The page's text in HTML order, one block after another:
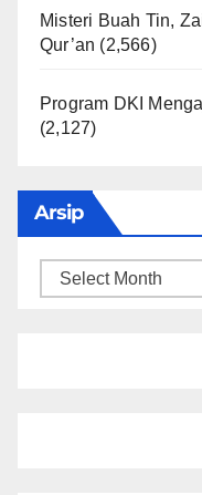
Misteri Buah Tin,
Qur’an (2,566)
Program DKI
(2,127)
Arsip
Arsip